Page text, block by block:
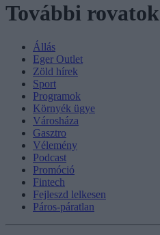
További rovatok
Állás
Eger Outlet
Zöld hírek
Sport
Programok
Környék ügye
Városháza
Gasztro
Vélemény
Podcast
Promóció
Fintech
Fejleszd lelkesen
Páros-páratlan